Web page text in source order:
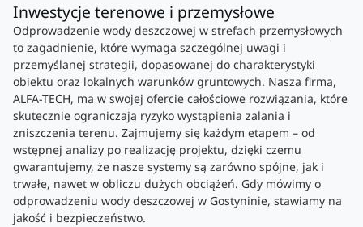
Inwestycje terenowe i przemysłowe
Odprowadzenie wody deszczowej w strefach przemysłowych
to zagadnienie, które wymaga szczególnej uwagi i
przemyślanej strategii, dopasowanej do charakterystyki
obiektu oraz lokalnych warunków gruntowych. Nasza firma,
ALFA-TECH, ma w swojej ofercie całościowe rozwiązania, które
skutecznie ograniczają ryzyko wystąpienia zalania i
zniszczenia terenu. Zajmujemy się każdym etapem – od
wstępnej analizy po realizację projektu, dzięki czemu
gwarantujemy, że nasze systemy są zarówno spójne, jak i
trwałe, nawet w obliczu dużych obciążeń. Gdy mówimy o
odprowadzeniu wody deszczowej w Gostyninie, stawiamy na
jakość i bezpieczeństwo.